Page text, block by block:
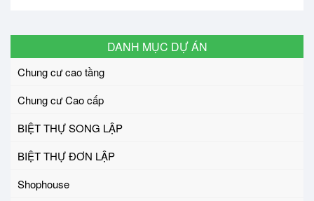
DANH MỤC DỰ ÁN
Chung cư cao tầng
Chung cư Cao cấp
BIỆT THỰ SONG LẬP
BIỆT THỰ ĐƠN LẬP
Shophouse